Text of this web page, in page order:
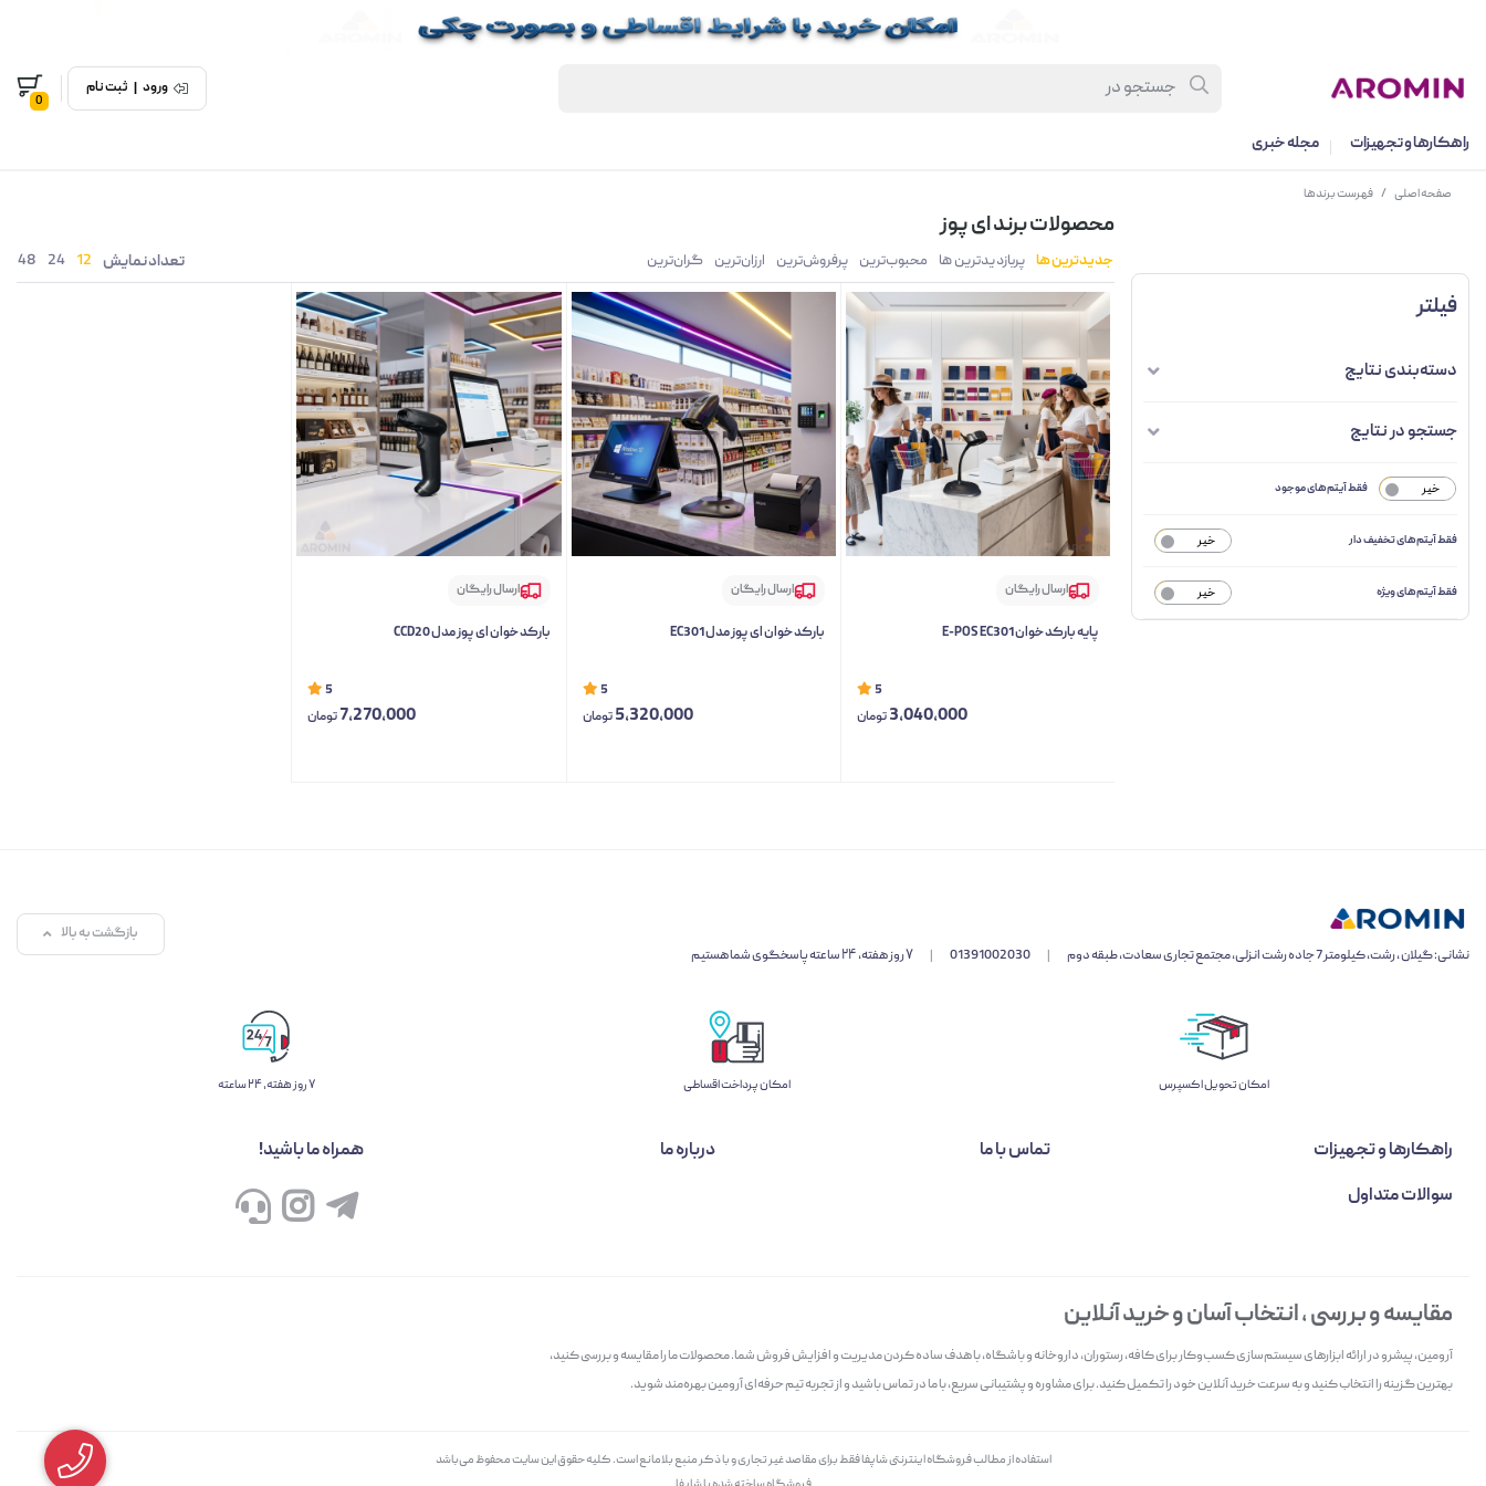
ورود | ثبت نام
0
راهکارها و تجهیزات مجله خبری
صفحه اصلی / فهرست برندها
فیلتر
دسته‌بندی نتایج
جستجو در نتایج
خیر فقط آیتم‌های موجود
خیر فقط آیتم‌های تخفیف دار
خیر فقط آیتم‌های ویژه
محصولات برند ای پوز
جدیدترین ها پربازدیدترین ها محبوب‌‌ترین پرفروش‌ترین ارزان‌ترین گران‌ترین تعداد نمایش 12
24
48
ارسال رایگان
پایه بارکد خوان E-POS EC301
5
3,040,000تومان
ارسال رایگان
بارکد خوان ای پوز مدل EC301
5
5,320,000 تومان
ارسال رایگان
بارکد خوان ای پوز مدل CCD20
5
7,270,000تومان
نشانی: گیلان ، رشت، کیلومتر 7 جاده رشت انزلی، مجتمع تجاری سعادت، طبقه دوم |
01391002030
| ۷ روز هفته، ۲۴ ساعته پاسخگوی شما هستیم
بازگشت به بالا
اﻣﮑﺎن ﺗﺤﻮﯾﻞ اﮐﺴﭙﺮس امکان پرداخت اقساطی ۷ روز ﻫﻔﺘﻪ، ۲۴ ﺳﺎﻋﺘﻪ
راهکارها و تجهیزات تماس با ما
درباره ما
سوالات متداول
همراه ما باشید!
مقایسه و بررسی ، انتخاب آسان و خرید آنلاین
آرومین، پیشرو در ارائه ابزارهای سیستم‌سازی کسب‌وکار برای کافه، رستوران، داروخانه و باشگاه، با هدف ساده کردن مدیریت و افزایش فروش شما. محصولات ما را مقایسه و بررسی کنید،
بهترین گزینه را انتخاب کنید و به سرعت خرید آنلاین خود را تکمیل کنید. برای مشاوره و پشتیبانی سریع، با ما در تماس باشید و از تجربه تیم حرفه‌ای آرومین بهره‌مند شوید.
استفاده از مطالب فروشگاه اینترنتی شاپفا فقط برای مقاصد غیر تجاری و با ذکر منبع بلامانع است. کليه حقوق اين سايت محفوظ می‌باشد